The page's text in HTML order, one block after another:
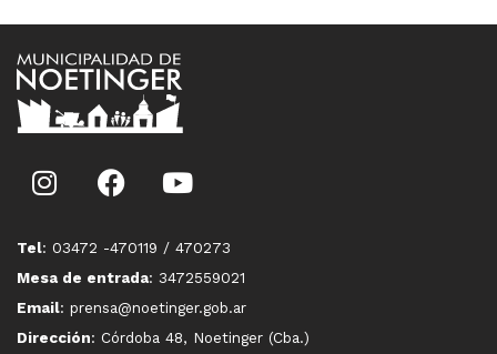
Tel: 03472 -470119 / 470273
Mesa de entrada: 3472559021
Email: prensa@noetinger.gob.ar
Dirección: Córdoba 48, Noetinger (Cba.)